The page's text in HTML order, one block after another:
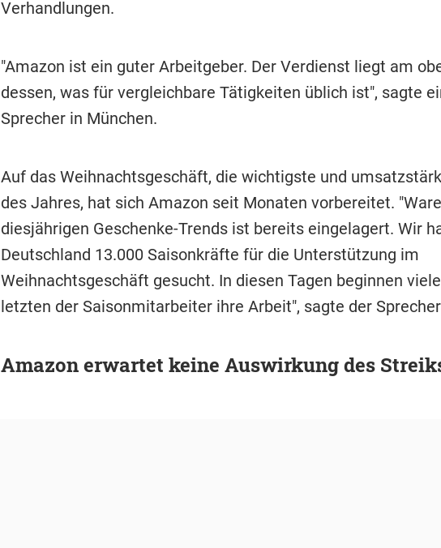
Verhandlungen.
"Amazon ist ein guter Arbeitgeber. Der Verdienst liegt am
dessen, was für vergleichbare Tätigkeiten üblich ist", sagte
Sprecher in München.
Auf das Weihnachtsgeschäft, die wichtigste und
des Jahres, hat sich Amazon seit Monaten vorbereitet.
diesjährigen Geschenke-Trends ist bereits eingelagert. Wir
Deutschland 13.000 Saisonkräfte für die Unterstützung im
Weihnachtsgeschäft gesucht. In diesen Tagen beginnen
letzten der Saisonmitarbeiter ihre Arbeit", sagte der
Amazon erwartet keine Auswirkung des